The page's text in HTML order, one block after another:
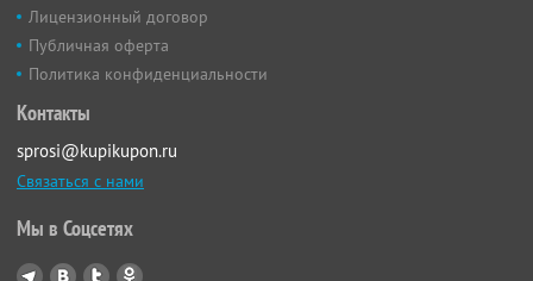
Лицензионный договор
Публичная оферта
Политика конфиденциальности
Контакты
sprosi@kupikupon.ru
Связаться с нами
Мы в Соцсетях